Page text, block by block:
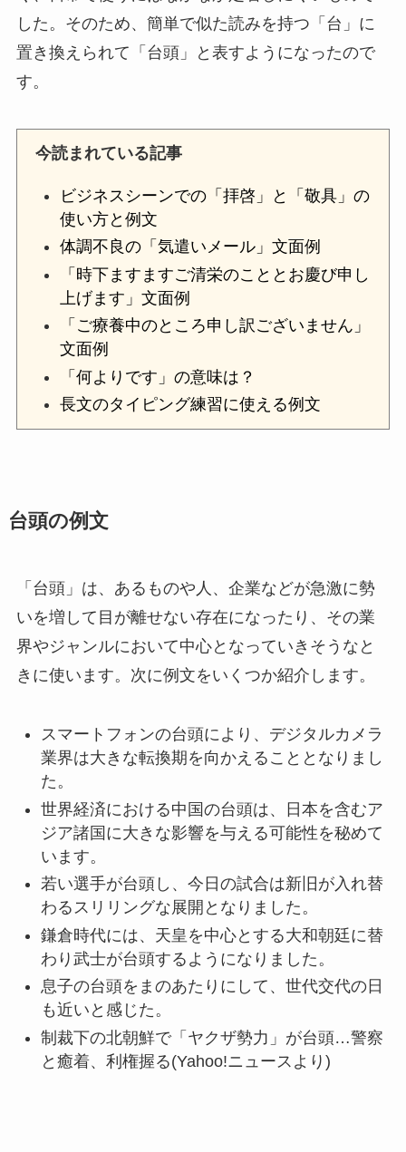
した。そのため、簡単で似た読みを持つ「台」に
置き換えられて「台頭」と表すようになったので
す。
今読まれている記事
ビジネスシーンでの「拝啓」と「敬具」の
使い方と例文
体調不良の「気遣いメール」文面例
「時下ますますご清栄のこととお慶び申し
上げます」文面例
「ご療養中のところ申し訳ございません」
文面例
「何よりです」の意味は？
長文のタイピング練習に使える例文
台頭の例文
「台頭」は、あるものや人、企業などが急激に勢
いを増して目が離せない存在になったり、その業
界やジャンルにおいて中心となっていきそうなと
きに使います。次に例文をいくつか紹介します。
スマートフォンの台頭により、デジタルカメラ
業界は大きな転換期を向かえることとなりまし
た。
世界経済における中国の台頭は、日本を含むア
ジア諸国に大きな影響を与える可能性を秘めて
います。
若い選手が台頭し、今日の試合は新旧が入れ替
わるスリリングな展開となりました。
鎌倉時代には、天皇を中心とする大和朝廷に替
わり武士が台頭するようになりました。
息子の台頭をまのあたりにして、世代交代の日
も近いと感じた。
制裁下の北朝鮮で「ヤクザ勢力」が台頭…警察
と癒着、利権握る(Yahoo!ニュースより)